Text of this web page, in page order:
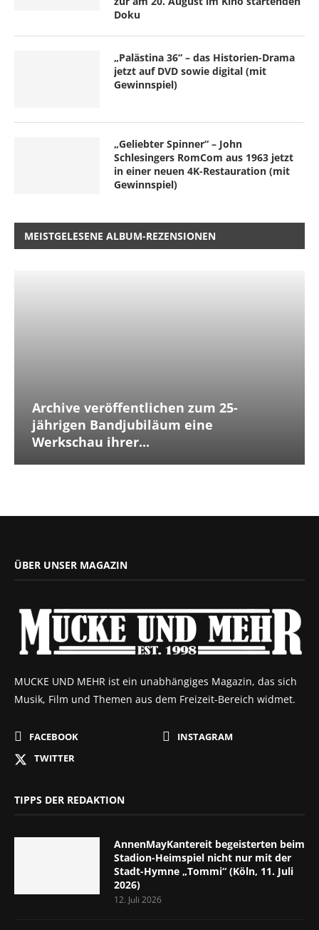
Doku
„Palästina 36“ – das Historien-Drama
jetzt auf DVD sowie digital (mit
Gewinnspiel)
„Geliebter Spinner“ – John
Schlesingers RomCom aus 1963 jetzt
in einer neuen 4K-Restauration (mit
Gewinnspiel)
MEISTGELESENE ALBUM-REZENSIONEN
Archive veröffentlichen zum 25-
jährigen Bandjubiläum eine
Werkschau ihrer...
ÜBER UNSER MAGAZIN
MUCKE UND MEHR ist ein unabhängiges Magazin, das sich
Musik, Film und Themen aus dem Freizeit-Bereich widmet.
FACEBOOK
INSTAGRAM
TWITTER
TIPPS DER REDAKTION
AnnenMayKantereit begeisterten beim
Stadion-Heimspiel nicht nur mit der
Stadt-Hymne „Tommi“ (Köln, 11. Juli
2026)
12. Juli 2026